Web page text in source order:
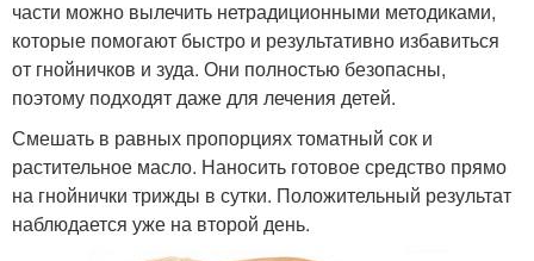
части можно вылечить нетрадиционными методиками,
которые помогают быстро и результативно избавиться
от гнойничков и зуда. Они полностью безопасны,
поэтому подходят даже для лечения детей.
Смешать в равных пропорциях томатный сок и
растительное масло. Наносить готовое средство прямо
на гнойнички трижды в сутки. Положительный результат
наблюдается уже на второй день.